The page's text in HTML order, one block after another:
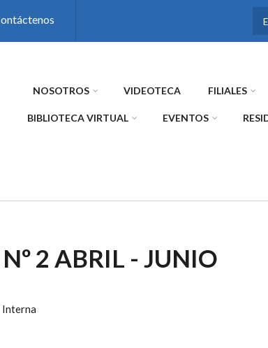
NOSOTROS VIDEOTECA FILIALES
BIBLIOTECA VIRTUAL EVENTOS
2 ABRIL - JUNIO
Interna